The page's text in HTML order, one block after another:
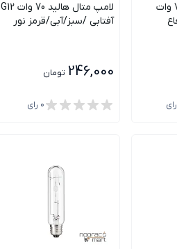
لامپ متال هالید 70 وات
رای
لامپ متال هالید 70 وات G12
آفتابی /سبز/آبی/قرمز نور
246,000 تومان
0 رای